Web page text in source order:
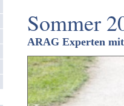
Sommer
ARAG Experten